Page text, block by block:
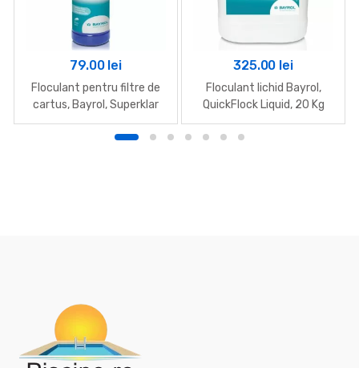
79.00 lei
Floculant pentru filtre de
cartus, Bayrol, Superklar
0.5L
325.00 lei
Floculant lichid Bayrol,
QuickFlock Liquid, 20 Kg